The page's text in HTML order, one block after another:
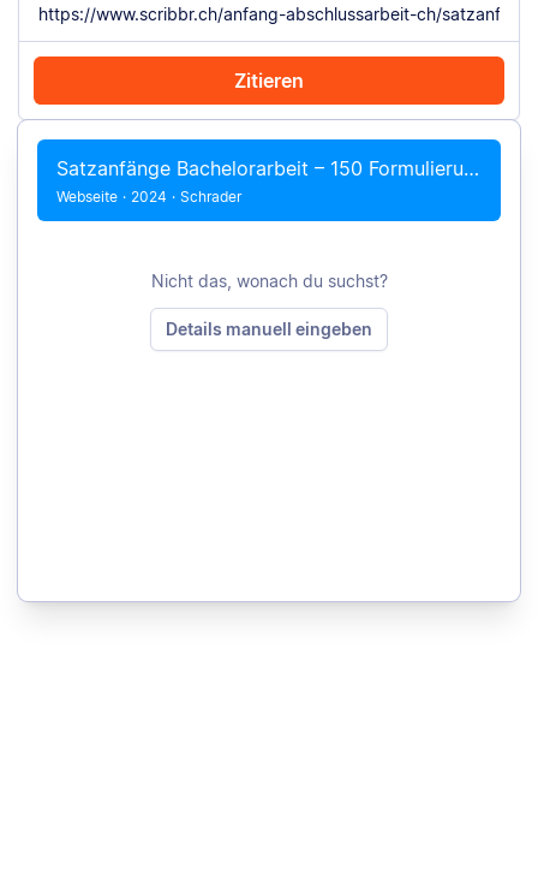
Zitieren
Mit Chrome zitieren Manuell zitieren
Satzanfänge Bachelorarbeit – 150 Formulierungen
Webseite · 2024 · Schrader
Nicht das, wonach du suchst?
Details manuell eingeben